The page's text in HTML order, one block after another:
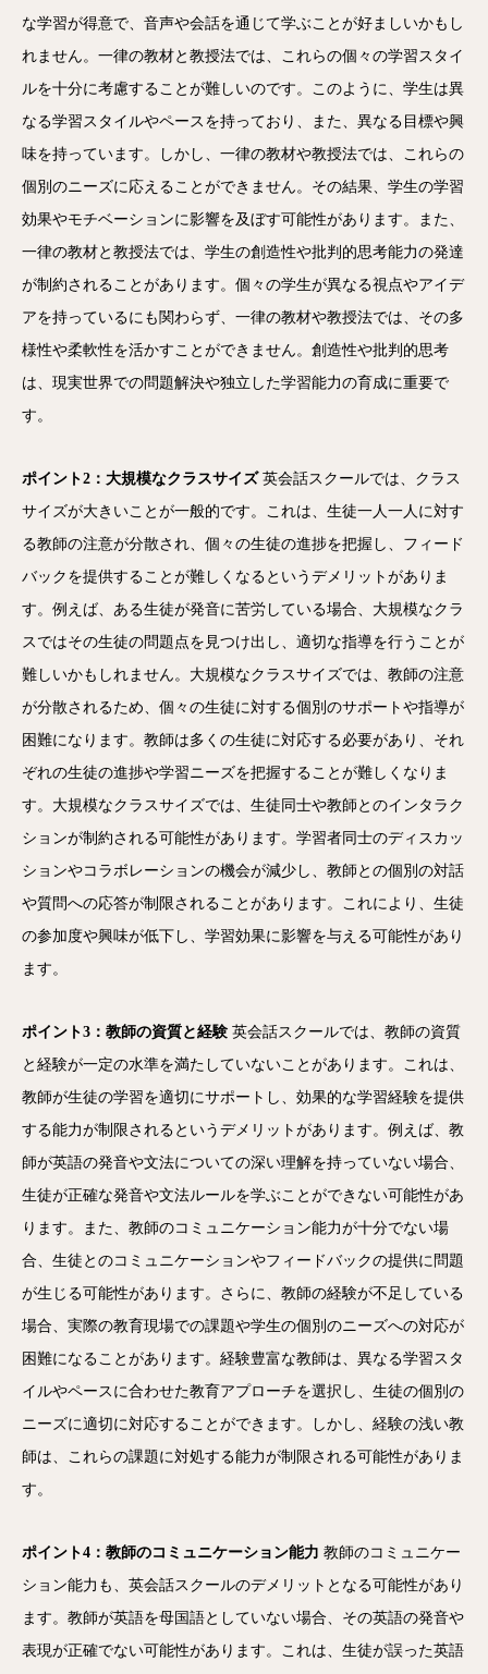
な学習が得意で、音声や会話を通じて学ぶことが好ましいかもし
れません。一律の教材と教授法では、これらの個々の学習スタイ
ルを十分に考慮することが難しいのです。このように、学生は異
なる学習スタイルやペースを持っており、また、異なる目標や興
味を持っています。しかし、一律の教材や教授法では、これらの
個別のニーズに応えることができません。その結果、学生の学習
効果やモチベーションに影響を及ぼす可能性があります。また、
一律の教材と教授法では、学生の創造性や批判的思考能力の発達
が制約されることがあります。個々の学生が異なる視点やアイデ
アを持っているにも関わらず、一律の教材や教授法では、その多
様性や柔軟性を活かすことができません。創造性や批判的思考
は、現実世界での問題解決や独立した学習能力の育成に重要で
す。
ポイント2：大規模なクラスサイズ英会話スクールでは、クラス
サイズが大きいことが一般的です。これは、生徒一人一人に対す
る教師の注意が分散され、個々の生徒の進捗を把握し、フィード
バックを提供することが難しくなるというデメリットがありま
す。例えば、ある生徒が発音に苦労している場合、大規模なクラ
スではその生徒の問題点を見つけ出し、適切な指導を行うことが
難しいかもしれません。大規模なクラスサイズでは、教師の注意
が分散されるため、個々の生徒に対する個別のサポートや指導が
困難になります。教師は多くの生徒に対応する必要があり、それ
ぞれの生徒の進捗や学習ニーズを把握することが難しくなりま
す。大規模なクラスサイズでは、生徒同士や教師とのインタラク
ションが制約される可能性があります。学習者同士のディスカッ
ションやコラボレーションの機会が減少し、教師との個別の対話
や質問への応答が制限されることがあります。これにより、生徒
の参加度や興味が低下し、学習効果に影響を与える可能性があり
ます。
ポイント3：教師の資質と経験 英会話スクールでは、教師の資質
と経験が一定の水準を満たしていないことがあります。これは、
教師が生徒の学習を適切にサポートし、効果的な学習経験を提供
する能力が制限されるというデメリットがあります。例えば、教
師が英語の発音や文法についての深い理解を持っていない場合、
生徒が正確な発音や文法ルールを学ぶことができない可能性があ
ります。また、教師のコミュニケーション能力が十分でない場
合、生徒とのコミュニケーションやフィードバックの提供に問題
が生じる可能性があります。さらに、教師の経験が不足している
場合、実際の教育現場での課題や学生の個別のニーズへの対応が
困難になることがあります。経験豊富な教師は、異なる学習スタ
イルやペースに合わせた教育アプローチを選択し、生徒の個別の
ニーズに適切に対応することができます。しかし、経験の浅い教
師は、これらの課題に対処する能力が制限される可能性がありま
す。
ポイント4：教師のコミュニケーション能力 教師のコミュニケー
ション能力も、英会話スクールのデメリットとなる可能性があり
ます。教師が英語を母国語としていない場合、その英語の発音や
表現が正確でない可能性があります。これは、生徒が誤った英語